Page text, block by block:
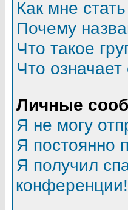
Как мне
Почему
Что такое
Что
Личные
Я не могу
Я постоянно
Я получил
конференции!